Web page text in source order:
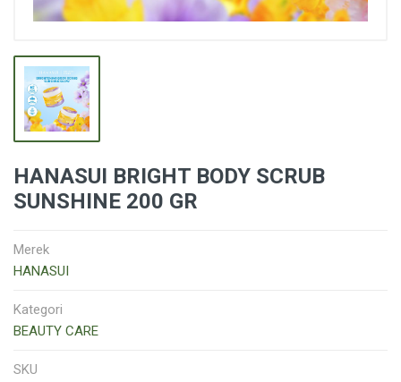
HANASUI BRIGHT BODY SCRUB
SUNSHINE 200 GR
Merek
HANASUI
Kategori
BEAUTY CARE
SKU